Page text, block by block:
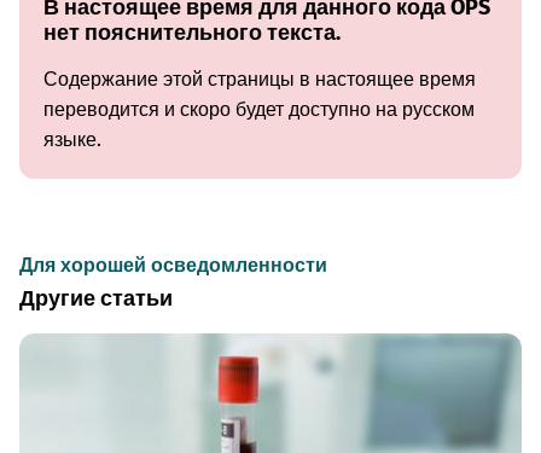
В настоящее время для данного кода OPS
нет пояснительного текста.
Содержание этой страницы в настоящее время
переводится и скоро будет доступно на русском
языке.
Для хорошей осведомленности
Другие статьи